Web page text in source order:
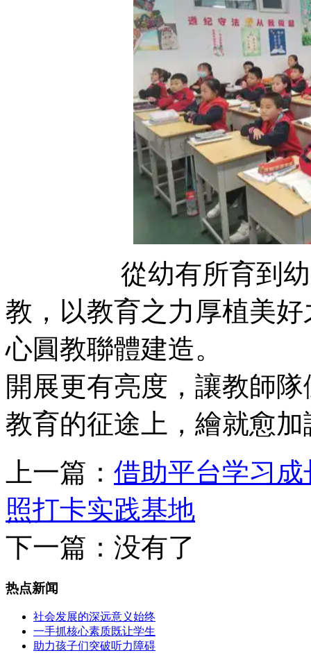
從幼有所育到幼有
教，以教育之力厚植美
心圓教聯體建造。
開展更有亮度，讓教師
教育的征途上，繪就愈
上一篇： 借助平台学习
照打卡实践基地
下一篇：没有了
热点新闻
社会发展的深远意义始终
一手抓核心素质既让学生
助力孩子们突破听力障碍